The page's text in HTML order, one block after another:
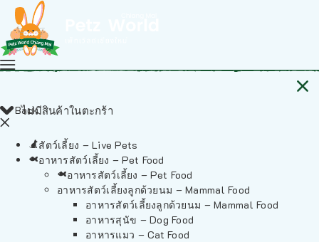
ไม่มีสินค้าในตะกร้า
Back
สัตว์เลี้ยง – Live Pets
อาหารสัตว์เลี้ยง – Pet Food
อาหารสัตว์เลี้ยง – Pet Food
อาหารสัตว์เลี้ยงลูกด้วยนม – Mammal Food
อาหารสัตว์เลี้ยงลูกด้วยนม – Mammal Food
อาหารสุนัข – Dog Food
อาหารแมว – Cat Food